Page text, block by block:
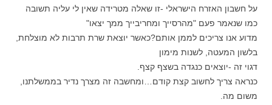
על חשבון האזרח הישראלי -זו שאלה מטרידה שאין לי עליה תשובה
כמו שנאמר פעם "מהרסייך ומחריבייך ממך יצאו"
מדוע אנו צריכים לממן אותם?כאשר יוצאת שרת תרבות לא מוצלחת,
בלשון המעטה, לשנות מימון
דגוי זה -יוצאים כנגדה בשצף קצף.
כנראה צריך לחשוב קצת קודם…ומחשבה זה מצרך נדיר בממשלתנו,
משום מה.